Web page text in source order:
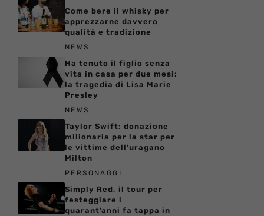
Come bere il whisky per
apprezzarne davvero
qualità e tradizione
NEWS
Ha tenuto il figlio senza
vita in casa per due mesi:
la tragedia di Lisa Marie
Presley
NEWS
Taylor Swift: donazione
milionaria per la star per
le vittime dell’uragano
Milton
PERSONAGGI
Simply Red, il tour per
festeggiare i
quarant’anni fa tappa in